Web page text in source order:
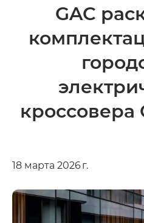
GAC
кроссовера
18 марта 2026 г.